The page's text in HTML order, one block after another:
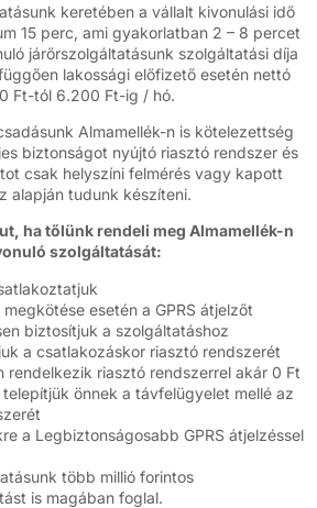
keretében a vállalt kivonulási idő
15 perc, ami gyakorlatban 2 – 8 percet
járőrszolgáltatásunk szolgáltatási díja
lakossági előfizető esetén nettó
Ft-tól 6.200 Ft-ig / hó.
Almamellék-n is kötelezettség
biztonságot nyújtó riasztó rendszer és
csak helyszíni felmérés vagy kapott
alapján tudunk készíteni.
ha tőlünk rendeli meg Almamellék-n
szolgáltatását:
esetén a GPRS átjelzőt
biztosítjuk a szolgáltatáshoz
a csatlakozáskor riasztó rendszerét
rendelkezik riasztó rendszerrel akár 0 Ft
önnek a távfelügyelet mellé az
a Legbiztonságosabb GPRS átjelzéssel
több millió forintos
is magában foglal.